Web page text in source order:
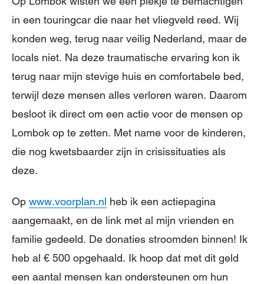
in een touringcar die naar het vliegveld reed. Wij
konden weg, terug naar veilig Nederland, maar de
locals niet. Na deze traumatische ervaring kon ik
terug naar mijn stevige huis en comfortabele bed,
terwijl deze mensen alles verloren waren. Daarom
besloot ik direct om een actie voor de mensen op
Lombok op te zetten. Met name voor de kinderen,
die nog kwetsbaarder zijn in crisissituaties als
deze.
Op www.voorplan.nl heb ik een actiepagina
aangemaakt, en de link met al mijn vrienden en
familie gedeeld. De donaties stroomden binnen! Ik
heb al € 500 opgehaald. Ik hoop dat met dit geld
een aantal mensen kan ondersteunen om hun